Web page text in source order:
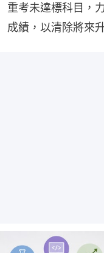
重考未達標科目，
成績，以清除將來